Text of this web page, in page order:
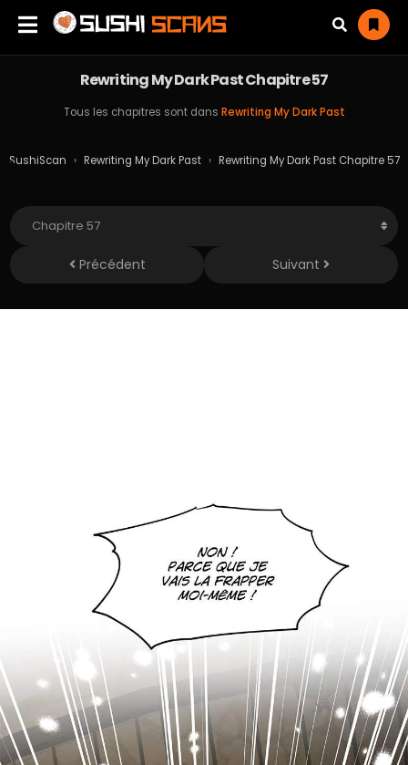
Rewriting My Dark Past Chapitre 57
Tous les chapitres sont dans Rewriting My Dark Past
SushiScan › Rewriting My Dark Past › Rewriting My Dark Past Chapitre 57
Précédent Suivant